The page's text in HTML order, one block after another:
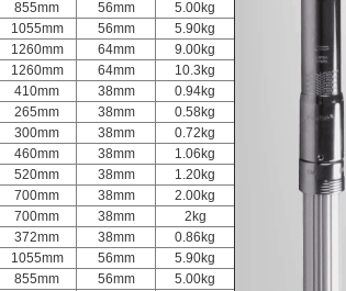
855mm 56mm
5.00kg
1055mm 56mm
5.90kg
1260mm 64mm
9.00kg
1260mm 64mm
10.3kg
410mm 38mm
0.94kg
265mm 38mm
0.58kg
300mm 38mm
0.72kg
460mm 38mm
1.06kg
520mm 38mm
1.20kg
700mm 38mm
2.00kg
700mm 38mm
2kg
372mm 38mm
0.86kg
1055mm 56mm
5.90kg
855mm 56mm
5.00kg